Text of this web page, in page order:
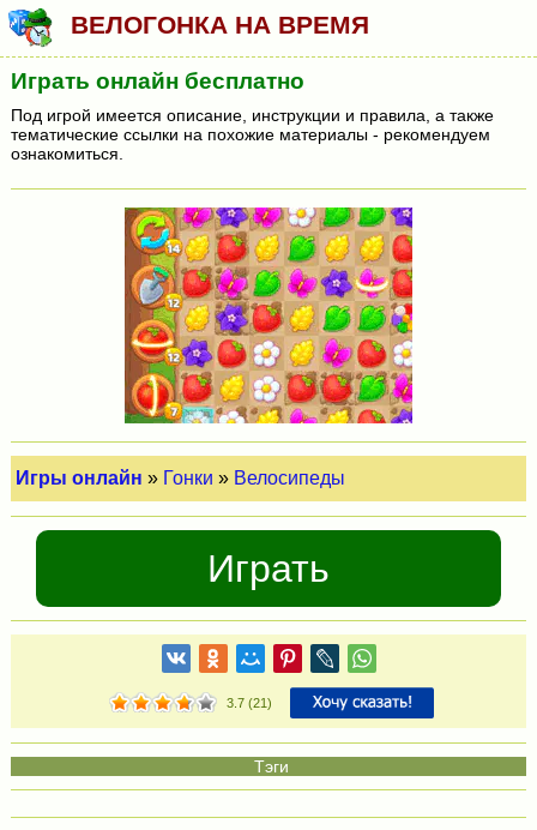
ВЕЛОГОНКА НА ВРЕМЯ
Играть онлайн бесплатно
Под игрой имеется описание, инструкции и правила, а также
тематические ссылки на похожие материалы - рекомендуем
ознакомиться.
Игры онлайн » Гонки » Велосипеды
Играть
3.7(21)